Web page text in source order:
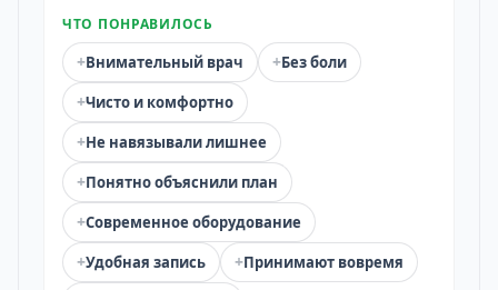
ЧТО ПОНРАВИЛОСЬ
+Внимательный врач +Без боли
+Чисто и комфортно
+Не навязывали лишнее
+Понятно объяснили план
+Современное оборудование
+Удобная запись +Принимают вовремя